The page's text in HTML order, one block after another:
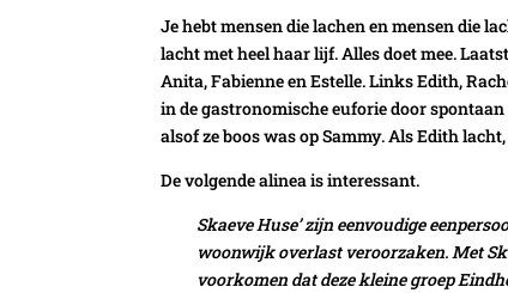
Je hebt mensen die lachen en mensen die
lacht met heel haar lijf. Alles doet mee.
Anita, Fabienne en Estelle. Links Edith,
in de gastronomische euforie door
alsof ze boos was op Sammy. Als Edith
De volgende alinea is interessant.
Skaeve Huse’ zijn eenvoudige
woonwijk overlast veroorzaken. Met
voorkomen dat deze kleine groep